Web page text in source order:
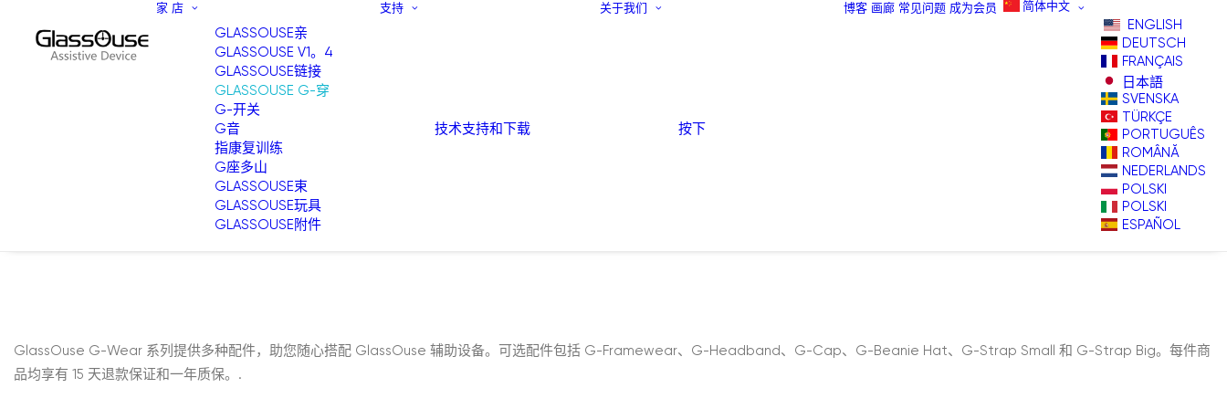
家 店
GLASSOUSE亲
GLASSOUSE V1。4
GLASSOUSE链接
GLASSOUSE G-穿
G-开关
G音
指康复训练
G座多山
GLASSOUSE束
GLASSOUSE玩具
GLASSOUSE附件
支持
技术支持和下载
关于我们
按下
博客 画廊 常见问题 成为会员 简体中文
ENGLISH
DEUTSCH
FRANÇAIS
日本語
SVENSKA
TÜRKÇE
PORTUGUÊS
ROMÂNĂ
NEDERLANDS
POLSKI
POLSKI
ESPAÑOL
GlassOuse G-Wear 系列提供多种配件，助您随心搭配 GlassOuse 辅助设备。可选配件包括 G-Framewear、G-Headband、G-Cap、G-Beanie Hat、G-Strap Small 和 G-Strap Big。每件商
品均享有 15 天退款保证和一年质保。.